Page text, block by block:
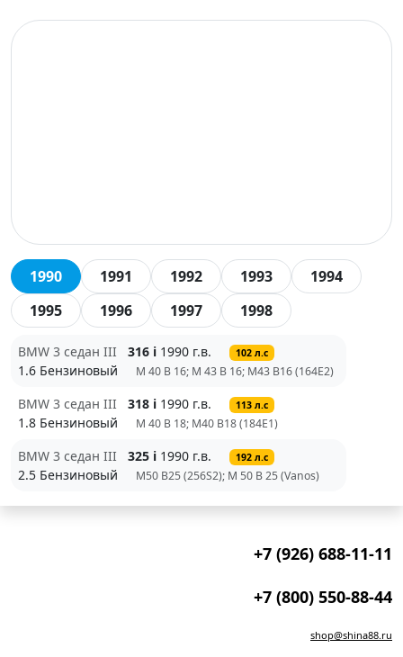
1990 1991 1992 1993
1994
1995
1996 1997 1998
BMW 3 седан III 316 i 1990 г.в. 102 л.с
1.6 Бензиновый M 40 B 16; M 43 B 16; M43 B16 (164E2)
BMW 3 седан III 318 i 1990 г.в. 113 л.с
1.8 Бензиновый M 40 B 18; M40 B18 (184E1)
BMW 3 седан III 325 i 1990 г.в. 192 л.с
2.5 Бензиновый M50 B25 (256S2); M 50 B 25 (Vanos)
+7 (926) 688-11-11
+7 (800) 550-88-44
shop@shina88.ru